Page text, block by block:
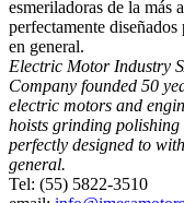
esmeriladoras de la más
perfectamente
en general.
Electric Motor Industry
Company founded 50
electric motors and
hoists grinding polishing
perfectly designed to
general.
Tel: (55) 5822-3510